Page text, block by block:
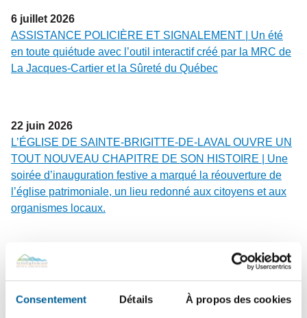
Consentement Détails À propos des cookies
6 juillet 2026
ASSISTANCE POLICIÈRE ET SIGNALEMENT | Un été
en toute quiétude avec l’outil interactif créé par la MRC de
La Jacques-Cartier et la Sûreté du Québec
22 juin 2026
L’ÉGLISE DE SAINTE-BRIGITTE-DE-LAVAL OUVRE UN
TOUT NOUVEAU CHAPITRE DE SON HISTOIRE | Une
soirée d’inauguration festive a marqué la réouverture de
l’église patrimoniale, un lieu redonné aux citoyens et aux
organismes locaux.
15 juin
SÉCURITÉ PUBLIQUE – En cours | Tournée résidentielle
de sensibilisation des pompiers : une visite pour votre